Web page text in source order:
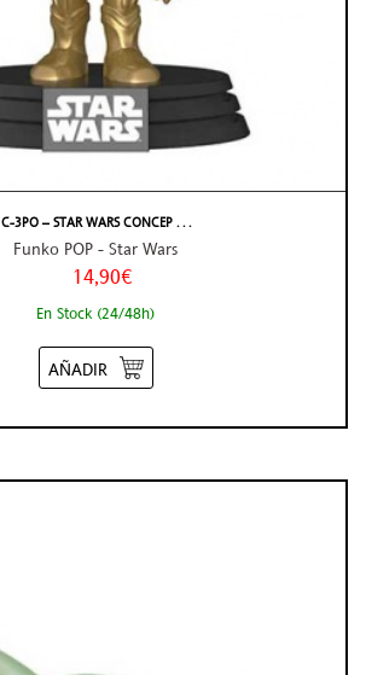
C-3PO – STAR WARS CONCEP . . .
Funko POP - Star Wars
14,90€
En Stock (24/48h)
AÑADIR